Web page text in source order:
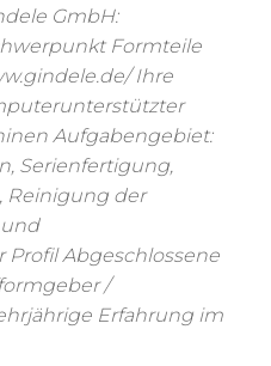
GmbH:
Formteile
Ihre
Aufgabengebiet:
Serienfertigung,
Reinigung der
Abgeschlossene
/
Erfahrung im